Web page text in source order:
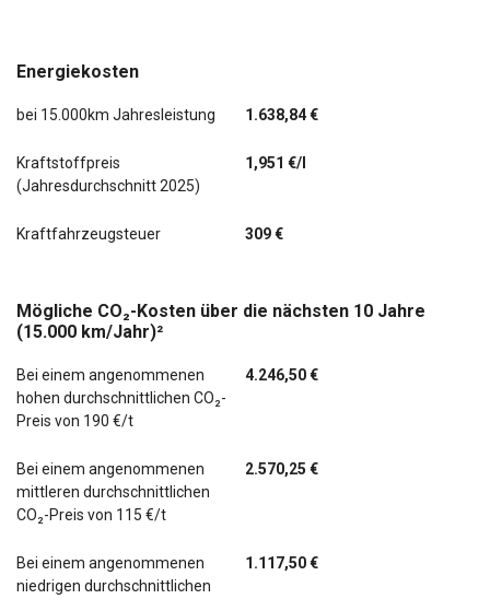
Energiekosten
bei 15.000km Jahresleistung 1.638,84 €
Kraftstoffpreis
(Jahresdurchschnitt 2025)
1,951 €/l
Kraftfahrzeugsteuer 309 €
Mögliche CO₂-Kosten über die nächsten 10 Jahre
(15.000 km/Jahr)²
Bei einem angenommenen
hohen durchschnittlichen CO₂-
Preis von 190 €/t
4.246,50 €
Bei einem angenommenen
mittleren durchschnittlichen
CO₂-Preis von 115 €/t
2.570,25 €
Bei einem angenommenen
niedrigen durchschnittlichen
1.117,50 €